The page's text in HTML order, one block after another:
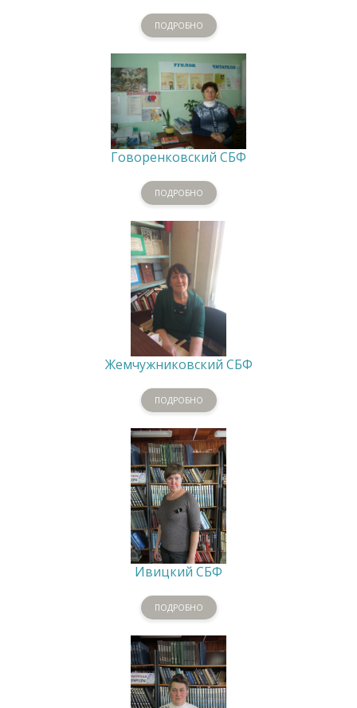
ПОДРОБНО
Говоренковский СБФ
ПОДРОБНО
Жемчужниковский СБФ
ПОДРОБНО
Ивицкий СБФ
ПОДРОБНО